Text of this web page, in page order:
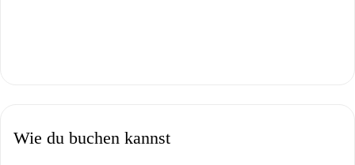
Wie du buchen kannst